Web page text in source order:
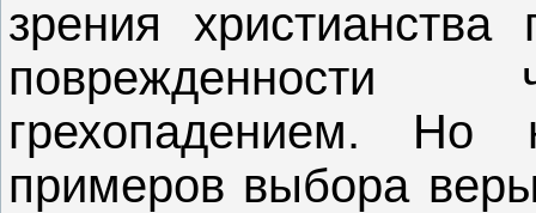
зрения христианства
поврежденности
грехопадением. Но
примеров выбора